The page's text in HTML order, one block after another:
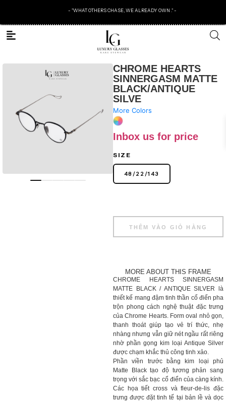
- "WHAT OTHERS CHASE, WE ALREADY OWN ." -
CHROME HEARTS
SINNERGASM MATTE
BLACK/ANTIQUE
SILVE
More Colors
Inbox us for price
SIZE
48 /22 /143
THÊM VÀO GIỎ HÀNG
MORE ABOUT THIS FRAME
CHROME HEARTS SINNERGASM
MATTE BLACK / ANTIQUE SILVER là
thiết kế mang đậm tinh thần cổ điển pha
trộn phong cách nghệ thuật đặc trưng
của Chrome Hearts. Form oval nhỏ gọn,
thanh thoát giúp tạo vẻ trí thức, nhẹ
nhàng nhưng vẫn giữ nét ngầu rất riêng
nhờ phần gọng kim loại Antique Silver
được chạm khắc thủ công tinh xảo.
Phần viền trước bằng kim loại phủ
Matte Black tạo độ tương phản sang
trọng với sắc bạc cổ điển của càng kính.
Các họa tiết cross và fleur-de-lis đặc
trưng được đặt tinh tế tại bản lề và dọc